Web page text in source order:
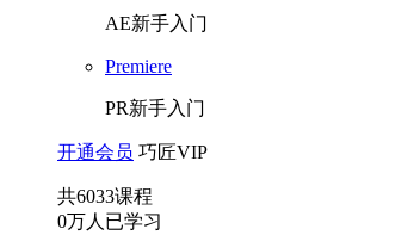
AE新手入门
Premiere
PR新手入门
开通会员 巧匠VIP
共6033课程
0万人已学习